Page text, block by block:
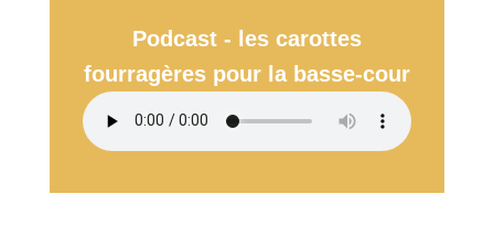
Podcast - les carottes
fourragères pour la basse-cour